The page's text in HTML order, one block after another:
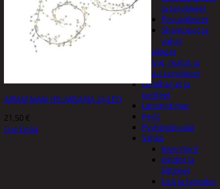
ja tarvikkeet
Pesuvälineet
Shampoot ja
vahat
Autotarvikkeet
Kalvot, matot ja
muut tarvikkeet
Lumiharjat ja
peitteet
Lämmittimet
Peilit
Pyyhkijänsulat
Sähkö
Invertterit
Johdot ja
liittimet
Lisä ja työvalot
AIRAM MAIA HELMISARJA 24-LED
21,50 €
Lue Lisää